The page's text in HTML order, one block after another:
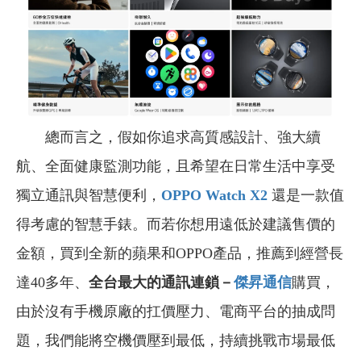
總而言之，假如你追求高質感設計、強大續
航、全面健康監測功能，且希望在日常生活中享受
獨立通訊與智慧便利， OPPO Watch X2 還是一款值
得考慮的智慧手錶。而若你想用遠低於建議售價的
金額，買到全新的蘋果和OPPO產品，推薦到經營長
達40多年、 全台最大的通訊連鎖－ 傑昇通信購買，
由於沒有手機原廠的扛價壓力、電商平台的抽成問
題，我們能將空機價壓到最低，持續挑戰市場最低